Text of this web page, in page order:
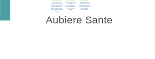
Aubiere Sante